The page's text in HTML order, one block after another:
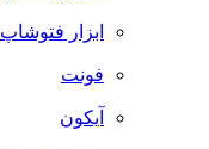
ابزار فتوشاپ
فونت
آیکون